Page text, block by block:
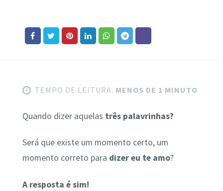
TEMPO DE LEITURA: MENOS DE 1 MINUTO
Quando dizer aquelas três palavrinhas?
Será que existe um momento certo, um
momento correto para dizer eu te amo?
A resposta é sim!